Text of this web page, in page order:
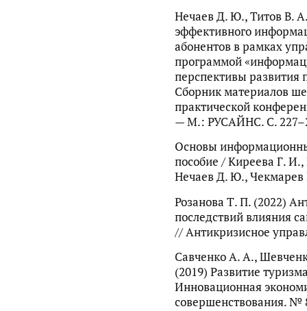
Нечаев Д. Ю., Титов В.
эффективного
абонентов в рамках
программой
перспективы
Сборник материалов
практической
— М.: РУСАЙНС. С.
Основы
пособие / Киреева Г.
Нечаев Д. Ю.,
Розанова Т. П. (2022)
последствий влияния
// Антикризисное
Савченко А. А.,
(2019) Развитие
Инновационная
совершенствования. №